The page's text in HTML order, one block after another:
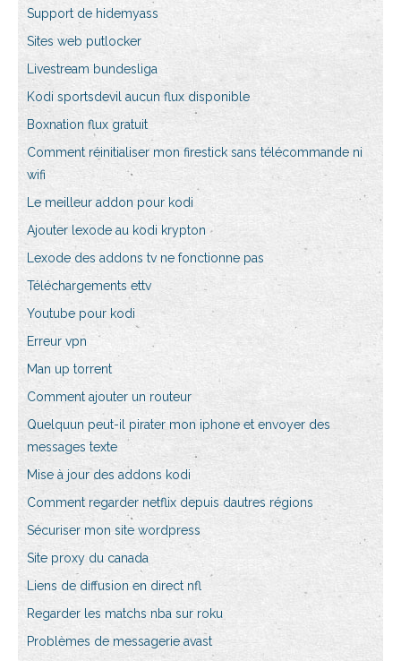
Support de hidemyass
Sites web putlocker
Livestream bundesliga
Kodi sportsdevil aucun flux disponible
Boxnation flux gratuit
Comment réinitialiser mon firestick sans télécommande ni
wifi
Le meilleur addon pour kodi
Ajouter lexode au kodi krypton
Lexode des addons tv ne fonctionne pas
Téléchargements ettv
Youtube pour kodi
Erreur vpn
Man up torrent
Comment ajouter un routeur
Quelquun peut-il pirater mon iphone et envoyer des
messages texte
Mise à jour des addons kodi
Comment regarder netflix depuis dautres régions
Sécuriser mon site wordpress
Site proxy du canada
Liens de diffusion en direct nfl
Regarder les matchs nba sur roku
Problèmes de messagerie avast